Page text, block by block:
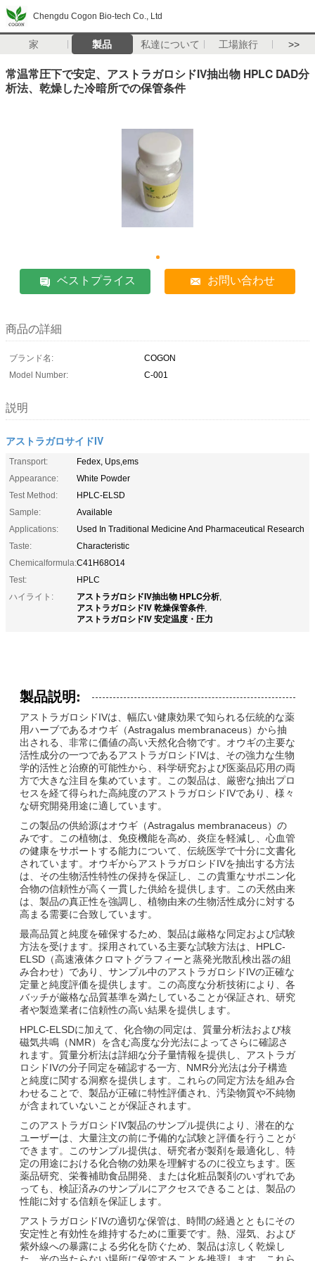
Chengdu Cogon Bio-tech Co., Ltd
家 製品 私達について 工場旅行 >>
常温常圧下で安定、アストラガロシドIV抽出物 HPLC DAD分
析法、乾燥した冷暗所での保管条件
ベストプライス お問い合わせ
商品の詳細
ブランド名:
COGON
Model Number:
C-001
説明
アストラガロサイドIV
Transport:
Fedex, Ups,ems
Appearance:
White Powder
Test Method:
HPLC-ELSD
Sample:
Available
Applications:
Used In Traditional Medicine And Pharmaceutical Research
Taste:
Characteristic
Chemicalformula:C41H68O14
Test:
HPLC
ハイライト:
アストラガロシドIV抽出物 HPLC分析,
アストラガロシドIV 乾燥保管条件,
アストラガロシドIV 安定温度・圧力
製品説明:
アストラガロシドIVは、幅広い健康効果で知られる伝統的な薬
用ハーブであるオウギ（Astragalus membranaceus）から抽
出される、非常に価値の高い天然化合物です。オウギの主要な
活性成分の一つであるアストラガロシドIVは、その強力な生物
学的活性と治療的可能性から、科学研究および医薬品応用の両
方で大きな注目を集めています。この製品は、厳密な抽出プロ
セスを経て得られた高純度のアストラガロシドIVであり、様々
な研究開発用途に適しています。
この製品の供給源はオウギ（Astragalus membranaceus）の
みです。この植物は、免疫機能を高め、炎症を軽減し、心血管
の健康をサポートする能力について、伝統医学で十分に文書化
されています。オウギからアストラガロシドIVを抽出する方法
は、その生物活性特性の保持を保証し、この貴重なサポニン化
合物の信頼性が高く一貫した供給を提供します。この天然由来
は、製品の真正性を強調し、植物由来の生物活性成分に対する
高まる需要に合致しています。
最高品質と純度を確保するため、製品は厳格な同定および試験
方法を受けます。採用されている主要な試験方法は、HPLC-
ELSD（高速液体クロマトグラフィーと蒸発光散乱検出器の組
み合わせ）であり、サンプル中のアストラガロシドIVの正確な
定量と純度評価を提供します。この高度な分析技術により、各
バッチが厳格な品質基準を満たしていることが保証され、研究
者や製造業者に信頼性の高い結果を提供します。
HPLC-ELSDに加えて、化合物の同定は、質量分析法および核
磁気共鳴（NMR）を含む高度な分光法によってさらに確認さ
れます。質量分析法は詳細な分子量情報を提供し、アストラガ
ロシドIVの分子同定を確認する一方、NMR分光法は分子構造
と純度に関する洞察を提供します。これらの同定方法を組み合
わせることで、製品が正確に特性評価され、汚染物質や不純物
が含まれていないことが保証されます。
このアストラガロシドIV製品のサンプル提供により、潜在的な
ユーザーは、大量注文の前に予備的な試験と評価を行うことが
できます。このサンプル提供は、研究者が製剤を最適化し、特
定の用途における化合物の効果を理解するのに役立ちます。医
薬品研究、栄養補助食品開発、または化粧品製剤のいずれであ
っても、検証済みのサンプルにアクセスできることは、製品の
性能に対する信頼を保証します。
アストラガロシドIVの適切な保管は、時間の経過とともにその
安定性と有効性を維持するために重要です。熱、湿気、および
紫外線への暴露による劣化を防ぐため、製品は涼しく乾燥し